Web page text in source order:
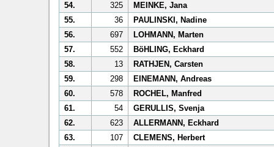
54.
325
MEINKE, Jana
55.
36
PAULINSKI, Nadine
56.
697
LOHMANN, Marten
57.
552
BöHLING, Eckhard
58.
13
RATHJEN, Carsten
59.
298
EINEMANN, Andreas
60.
578
ROCHEL, Manfred
61.
54
GERULLIS, Svenja
62.
623
ALLERMANN, Eckhard
63.
107
CLEMENS, Herbert